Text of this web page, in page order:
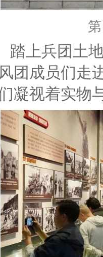
踏上兵团土
风团成员们走
凝视着实物